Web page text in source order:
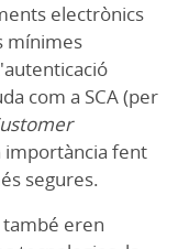
electrònics
mínimes
com a SCA (per
importància fent
segures.
també eren